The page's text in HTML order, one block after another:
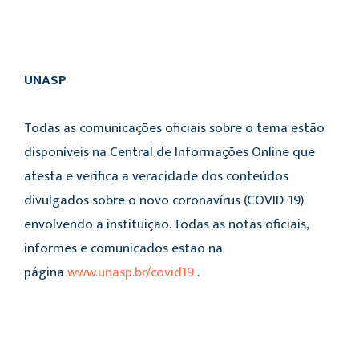
UNASP
Todas as comunicações oficiais sobre o tema estão
disponíveis na Central de Informações Online que
atesta e verifica a veracidade dos conteúdos
divulgados sobre o novo coronavírus (COVID-19)
envolvendo a instituição. Todas as notas oficiais,
informes e comunicados estão na
páginawww.unasp.br/covid19.